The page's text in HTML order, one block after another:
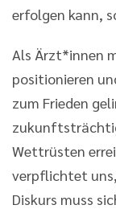
erfolgen kann,
Als Ärzt*innen
positionieren
zum Frieden
Wettrüsten
verpflichtet
Diskurs muss